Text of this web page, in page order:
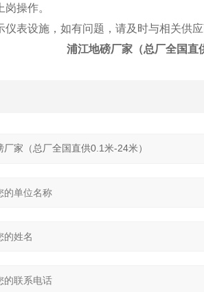
操作。
设施，如有问题，请及时与相关供应
浦江地磅厂家（总厂全国直